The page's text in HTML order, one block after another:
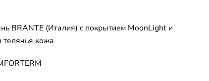
BRANTE (Италия) c покрытием MoonLight и
кожа